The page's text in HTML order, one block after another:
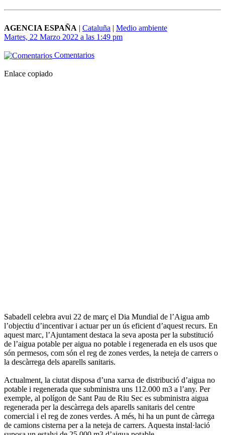
AGENCIA ESPAÑA | Cataluña | Medio ambiente
Martes, 22 Marzo 2022 a las 1:49 pm
Comentarios
Enlace copiado
Sabadell celebra avui 22 de març el Dia Mundial de l’Aigua amb
l’objectiu d’incentivar i actuar per un ús eficient d’aquest recurs. En
aquest marc, l’Ajuntament destaca la seva aposta per la substitució
de l’aigua potable per aigua no potable i regenerada en els usos que
són permesos, com són el reg de zones verdes, la neteja de carrers o
la descàrrega dels aparells sanitaris.
Actualment, la ciutat disposa d’una xarxa de distribució d’aigua no
potable i regenerada que subministra uns 112.000 m3 a l’any. Per
exemple, al polígon de Sant Pau de Riu Sec es subministra aigua
regenerada per la descàrrega dels aparells sanitaris del centre
comercial i el reg de zones verdes. A més, hi ha un punt de càrrega
de camions cisterna per a la neteja de carrers. Aquesta instal·lació